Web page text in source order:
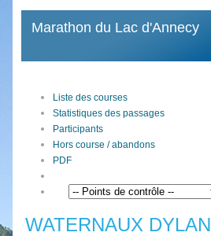
Marathon du Lac d'Annecy
Liste des courses
Statistiques des passages
Participants
Hors course / abandons
PDF
WATERNAUX DYLAN